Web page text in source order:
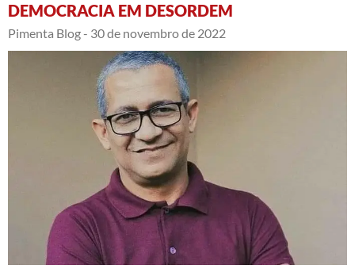
DEMOCRACIA EM DESORDEM
Pimenta Blog - 30 de novembro de 2022